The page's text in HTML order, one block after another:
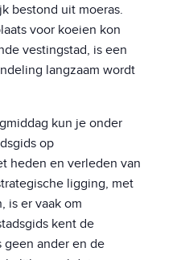
bestond uit moeras.
voor koeien kon
vestingstad, is een
langzaam wordt
kun je onder
op
heden en verleden van
ligging, met
is er vaak om
kent de
geen ander en de